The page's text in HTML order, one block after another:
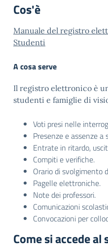
Cos'è
Manuale del registro
Studenti
A cosa serve
Il registro elettronico è
studenti e famiglie di
Voti presi nelle
Presenze e assenze a
Entrate in ritardo,
Compiti e verifiche.
Orario di svolgimento
Pagelle elettroniche.
Note dei professori.
Comunicazioni
Convocazioni per
Come si accede al